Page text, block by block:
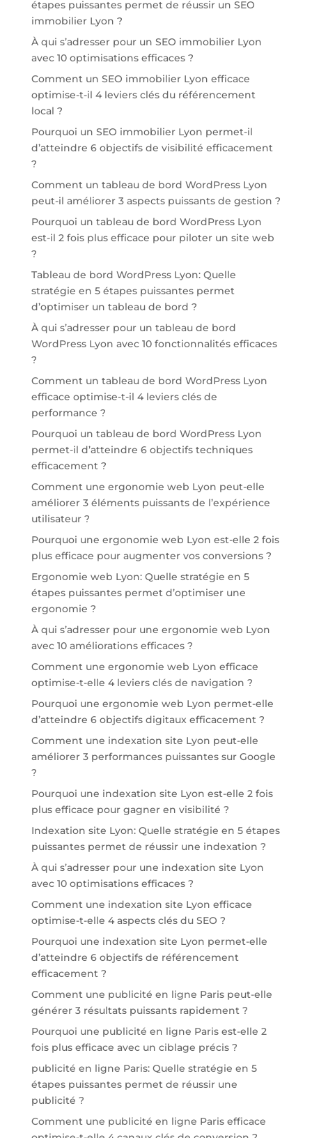
étapes puissantes permet de réussir un SEO
immobilier Lyon ?
À qui s’adresser pour un SEO immobilier Lyon
avec 10 optimisations efficaces ?
Comment un SEO immobilier Lyon efficace
optimise-t-il 4 leviers clés du référencement
local ?
Pourquoi un SEO immobilier Lyon permet-il
d’atteindre 6 objectifs de visibilité efficacement
?
Comment un tableau de bord WordPress Lyon
peut-il améliorer 3 aspects puissants de gestion ?
Pourquoi un tableau de bord WordPress Lyon
est-il 2 fois plus efficace pour piloter un site web
?
Tableau de bord WordPress Lyon: Quelle
stratégie en 5 étapes puissantes permet
d’optimiser un tableau de bord ?
À qui s’adresser pour un tableau de bord
WordPress Lyon avec 10 fonctionnalités efficaces
?
Comment un tableau de bord WordPress Lyon
efficace optimise-t-il 4 leviers clés de
performance ?
Pourquoi un tableau de bord WordPress Lyon
permet-il d’atteindre 6 objectifs techniques
efficacement ?
Comment une ergonomie web Lyon peut-elle
améliorer 3 éléments puissants de l’expérience
utilisateur ?
Pourquoi une ergonomie web Lyon est-elle 2 fois
plus efficace pour augmenter vos conversions ?
Ergonomie web Lyon: Quelle stratégie en 5
étapes puissantes permet d’optimiser une
ergonomie ?
À qui s’adresser pour une ergonomie web Lyon
avec 10 améliorations efficaces ?
Comment une ergonomie web Lyon efficace
optimise-t-elle 4 leviers clés de navigation ?
Pourquoi une ergonomie web Lyon permet-elle
d’atteindre 6 objectifs digitaux efficacement ?
Comment une indexation site Lyon peut-elle
améliorer 3 performances puissantes sur Google
?
Pourquoi une indexation site Lyon est-elle 2 fois
plus efficace pour gagner en visibilité ?
Indexation site Lyon: Quelle stratégie en 5 étapes
puissantes permet de réussir une indexation ?
À qui s’adresser pour une indexation site Lyon
avec 10 optimisations efficaces ?
Comment une indexation site Lyon efficace
optimise-t-elle 4 aspects clés du SEO ?
Pourquoi une indexation site Lyon permet-elle
d’atteindre 6 objectifs de référencement
efficacement ?
Comment une publicité en ligne Paris peut-elle
générer 3 résultats puissants rapidement ?
Pourquoi une publicité en ligne Paris est-elle 2
fois plus efficace avec un ciblage précis ?
publicité en ligne Paris: Quelle stratégie en 5
étapes puissantes permet de réussir une
publicité ?
Comment une publicité en ligne Paris efficace